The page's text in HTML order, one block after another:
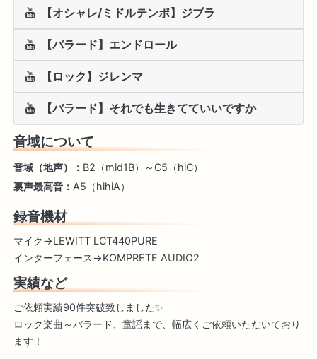
【オシャレ/ミドルテンポ】ジブラ
【バラード】エンドロール
【ロック】ジレンマ
【バラード】それでも生きてていいですか
音域について
音域（地声）： B2（mid1B）～C5（hiC）
裏声最高音： A5（hihiA）
録音機材
マイク→LEWITT LCT440PURE
インターフェース→KOMPRETE AUDIO2
実績など
ご依頼実績90件突破致しました✨
ロック楽曲～バラード、童謡まで、幅広くご依頼いただいており
ます！